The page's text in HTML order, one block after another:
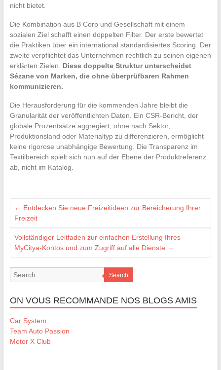
nicht bietet.
Die Kombination aus B Corp und Gesellschaft mit einem
sozialen Ziel schafft einen doppelten Filter. Der erste bewertet
die Praktiken über ein international standardisiertes Scoring. Der
zweite verpflichtet das Unternehmen rechtlich zu seinen eigenen
erklärten Zielen. Diese doppelte Struktur unterscheidet
Sézane von Marken, die ohne überprüfbaren Rahmen
kommunizieren.
Die Herausforderung für die kommenden Jahre bleibt die
Granularität der veröffentlichten Daten. Ein CSR-Bericht, der
globale Prozentsätze aggregiert, ohne nach Sektor,
Produktionsland oder Materialtyp zu differenzieren, ermöglicht
keine rigorose unabhängige Bewertung. Die Transparenz im
Textilbereich spielt sich nun auf der Ebene der Produktreferenz
ab, nicht im Katalog.
← Entdecken Sie neue Freizeitideen zur Bereicherung Ihrer
Freizeit
Vollständiger Leitfaden zur einfachen Erstellung Ihres
MyCitya-Kontos und zum Zugriff auf alle Dienste →
Search
ON VOUS RECOMMANDE NOS BLOGS AMIS
Car System
Team Auto Passion
Motor X Club